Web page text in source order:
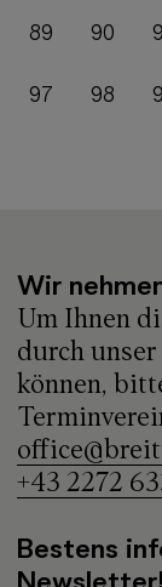
89 90
97 98
Wir
Um Ihnen
durch
können,
+43 2272
Bestens